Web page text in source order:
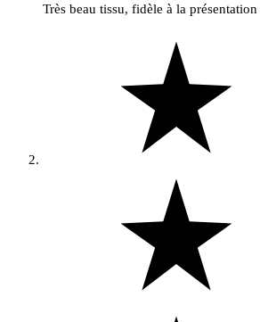
Très beau tissu, fidèle à la